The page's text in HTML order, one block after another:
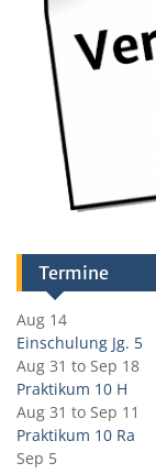
Termine
Aug 14
Einschulung Jg. 5
Aug 31 to Sep 18
Praktikum 10 H
Aug 31 to Sep 11
Praktikum 10 Ra
Sep 5